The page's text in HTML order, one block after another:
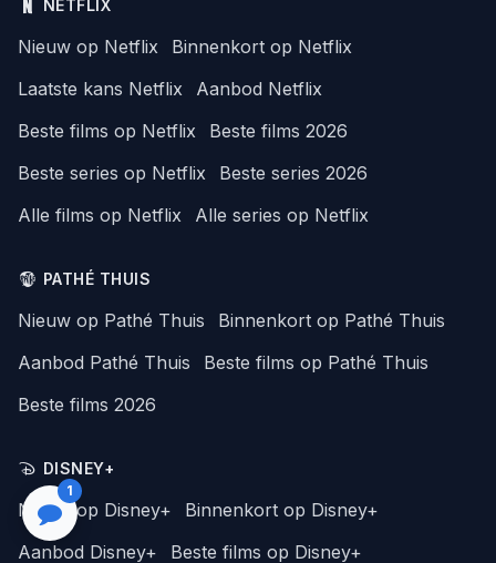
1
NETFLIX
Nieuw op Netflix
Binnenkort op Netflix
Laatste kans Netflix
Aanbod Netflix
Beste films op Netflix
Beste films 2026
Beste series op Netflix
Beste series 2026
Alle films op Netflix
Alle series op Netflix
PATHÉ THUIS
Nieuw op Pathé Thuis
Binnenkort op Pathé Thuis
Aanbod Pathé Thuis
Beste films op Pathé Thuis
Beste films 2026
DISNEY+
Nieuw op Disney+
Binnenkort op Disney+
Aanbod Disney+
Beste films op Disney+